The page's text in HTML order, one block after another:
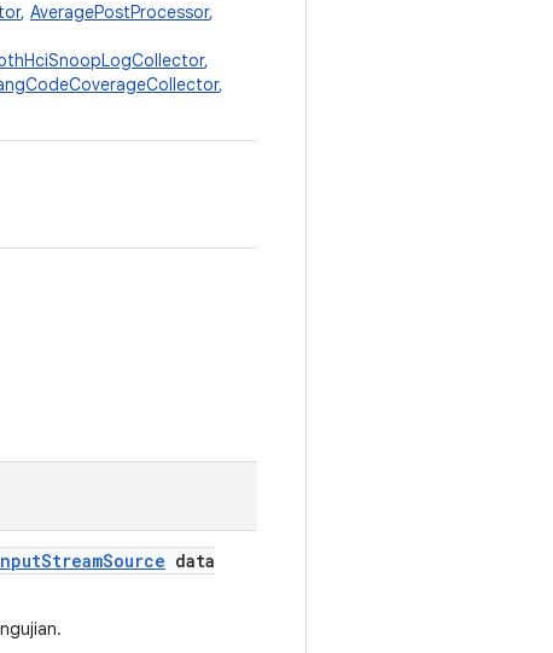
, AveragePostProcessor,
,
,
StreamSource data